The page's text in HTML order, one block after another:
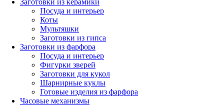
Заготовки из керамики
Посуда и интерьер
Коты
Мультяшки
Заготовки из гипса
Заготовки из фарфора
Посуда и интерьер
Фигурки зверей
Заготовки для кукол
Шарнирные куклы
Готовые изделия из фарфора
Часовые механизмы